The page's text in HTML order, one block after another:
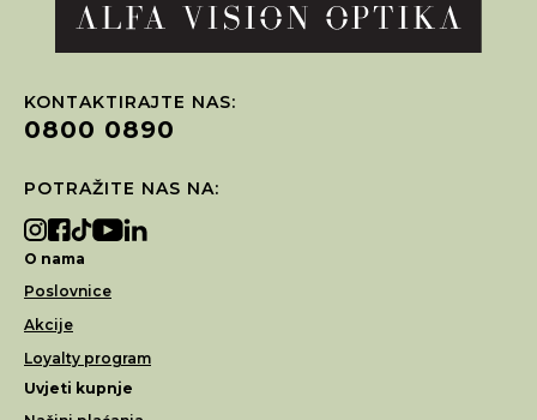
KONTAKTIRAJTE NAS:
0800 0890
POTRAŽITE NAS NA:
O nama
Poslovnice
Akcije
Loyalty program
Uvjeti kupnje